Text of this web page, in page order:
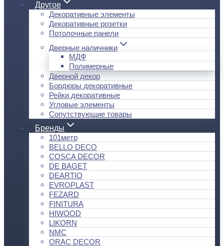
Другое
Декоративные элементы
Декоративные розетки
Потолочные панели
Дверные наличники
МДФ
Полимерные
Дверной декор
Бордюры декоративные
Рейки декоративные
Угловые элементы
Сопутствующие товары
Бренды
101метр
BELLO DECO
COSCA DECOR
DE BAGET
DEARTIO
EVROPLAST
FEZARD
FINITURA
HIWOOD
LIKORN
NMC
ORAC DECOR